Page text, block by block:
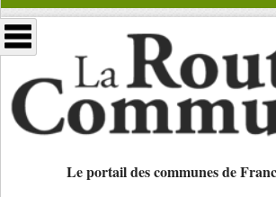
Le portail des communes de